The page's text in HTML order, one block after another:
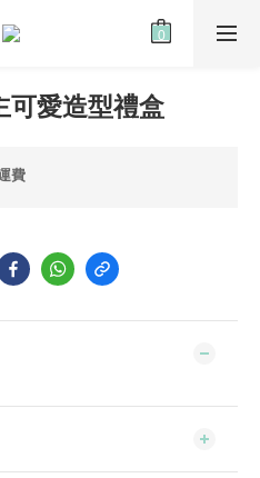
可愛造型禮盒
費